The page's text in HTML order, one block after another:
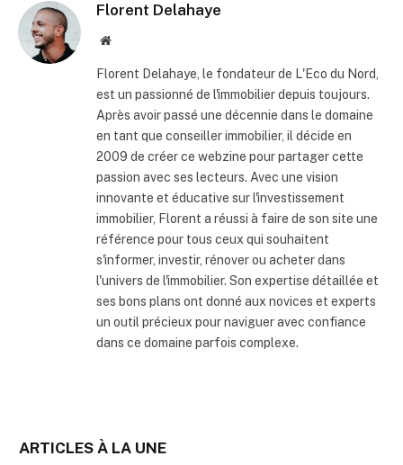
Florent Delahaye
Site
Florent Delahaye, le fondateur de L'Eco du Nord,
est un passionné de l'immobilier depuis toujours.
Après avoir passé une décennie dans le domaine
en tant que conseiller immobilier, il décide en
2009 de créer ce webzine pour partager cette
passion avec ses lecteurs. Avec une vision
innovante et éducative sur l'investissement
immobilier, Florent a réussi à faire de son site une
référence pour tous ceux qui souhaitent
s'informer, investir, rénover ou acheter dans
l'univers de l'immobilier. Son expertise détaillée et
ses bons plans ont donné aux novices et experts
un outil précieux pour naviguer avec confiance
dans ce domaine parfois complexe.
ARTICLES À LA UNE